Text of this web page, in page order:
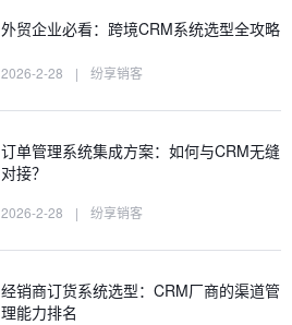
外贸企业必看：跨境CRM系统选型全攻略
2026-2-28 | 纷享销客
订单管理系统集成方案：如何与CRM无缝
对接？
2026-2-28 | 纷享销客
经销商订货系统选型：CRM厂商的渠道管
理能力排名